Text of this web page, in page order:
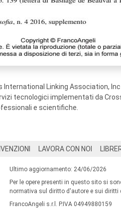
International Linking Association,
tecnologici implementati da
e scientifiche.
LAVORA CON NOI
Ultimo aggiornamento: 24/06/2026
Per le opere presenti in questo sito si
normativa sul diritto d'autore e sui diritti
FrancoAngeli s.r.l. P.IVA 04949880159